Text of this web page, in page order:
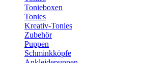
Tonieboxen
Tonies
Kreativ-Tonies
Zubehör
Puppen
Schminkköpfe